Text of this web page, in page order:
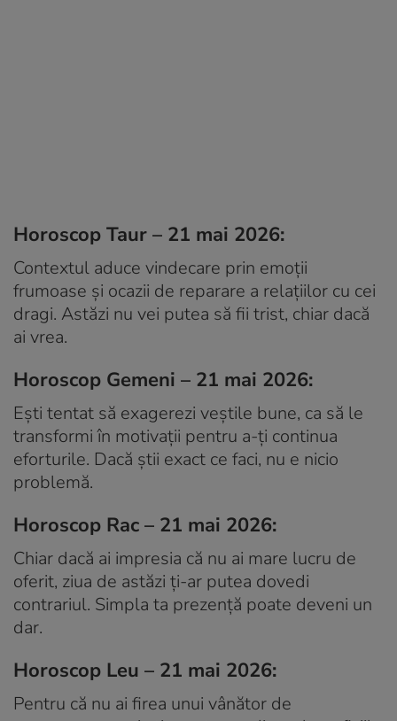
Horoscop Taur – 21 mai 2026:
Contextul aduce vindecare prin emoții
frumoase și ocazii de reparare a relațiilor cu cei
dragi. Astăzi nu vei putea să fii trist, chiar dacă
ai vrea.
Horoscop Gemeni – 21 mai 2026:
Ești tentat să exagerezi veștile bune, ca să le
transformi în motivații pentru a-ți continua
eforturile. Dacă știi exact ce faci, nu e nicio
problemă.
Horoscop Rac – 21 mai 2026:
Chiar dacă ai impresia că nu ai mare lucru de
oferit, ziua de astăzi ți-ar putea dovedi
contrariul. Simpla ta prezență poate deveni un
dar.
Horoscop Leu – 21 mai 2026:
Pentru că nu ai firea unui vânător de